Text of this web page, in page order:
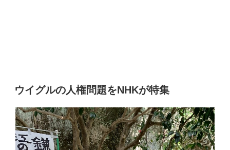
ウイグルの人権問題をNHKが特集